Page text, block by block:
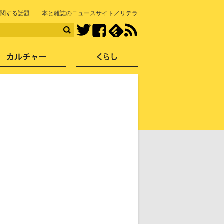
する話題……本と雑誌のニュースサイト／リテラ
TwitterFacebook
社会